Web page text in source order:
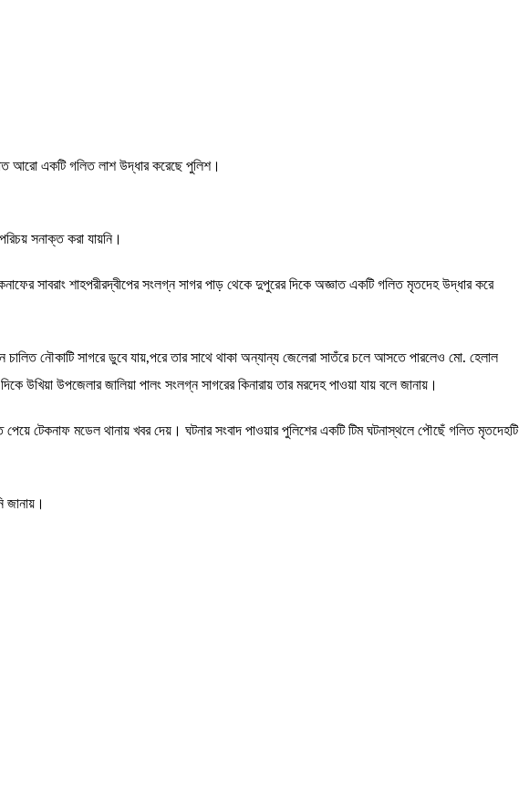
আরো একটি গলিত লাশ উদ্ধার করেছে পুলিশ।
সনাক্ত করা যায়নি।
সাবরাং শাহপরীরদ্বীপের সংলগ্ন সাগর পাড় থেকে দুপুরের দিকে অজ্ঞাত একটি গলিত মৃতদেহ উদ্ধার করে
নৌকাটি সাগরে ডুবে যায়,পরে তার সাথে থাকা অন্যান্য জেলেরা সাতঁরে চলে আসতে পারলেও মো. হেলাল
উখিয়া উপজেলার জালিয়া পালং সংলগ্ন সাগরের কিনারায় তার মরদেহ পাওয়া যায় বলে জানায়।
টেকনাফ মডেল থানায় খবর দেয়। ঘটনার সংবাদ পাওয়ার পুলিশের একটি টিম ঘটনাস্থলে পৌছেঁ গলিত মৃতদেহটি
জানায়।